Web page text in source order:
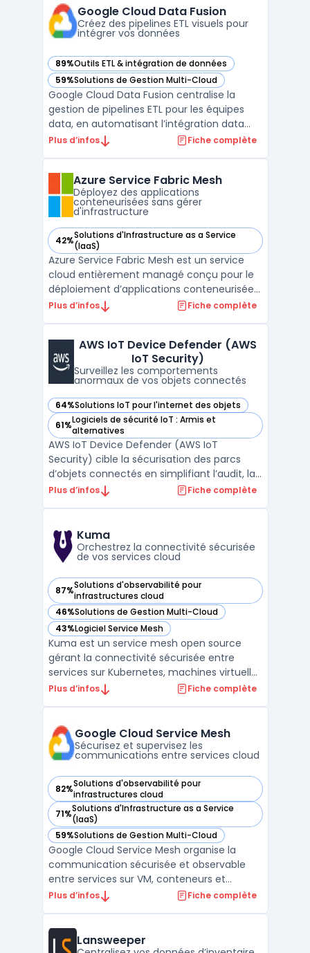
relation peut être reproduite
numériquement. Ce ser ...
Google Cloud Data Fusion
Créez des pipelines ETL visuels pour
intégrer vos données
89%Outils ETL & intégration de données
— voir Google Cloud Data Fusion dans cette catégorie
59%Solutions de Gestion Multi-Cloud
— voir Google Cloud Data Fusion dans cette catégorie
Google Cloud Data Fusion centralise la
gestion de pipelines ETL pour les équipes
data, en automatisant l’intégration data
dans un contexte cloud natif. Les
multiples et garantir leur traçabilité, leur
confidentialité et ...
Plus d’infos Fiche complète
Azure Service Fabric Mesh
Déployez des applications
conteneurisées sans gérer
d'infrastructure
42%Solutions d'Infrastructure as a Service
(IaaS)
— voir Azure Service Fabric Mesh dans cette catégorie
Azure Service Fabric Mesh est un service
cloud entièrement managé conçu pour le
déploiement d’applications conteneurisées,
accessible sans gestion directe des
équipes IT qui souhaitent se concentrer sur
la logique app ...
Plus d’infos Fiche complète
AWS IoT Device Defender (AWS
IoT Security)
Surveillez les comportements
anormaux de vos objets connectés
64%Solutions IoT pour l'internet des objets
— voir AWS IoT Device Defender (AWS IoT Security) dans
61%Logiciels de sécurité IoT : Armis et
alternatives
— voir AWS IoT Device Defender (AWS IoT Security) dans
AWS IoT Device Defender (AWS IoT
Security) cible la sécurisation des parcs
d’objets connectés en simplifiant l’audit, la
surveillance et le contrôle continu des
erronée ou de comportements inattendus
augmentent la surface d’ ...
Plus d’infos Fiche complète
Kuma
Orchestrez la connectivité sécurisée
de vos services cloud
87%Solutions d'observabilité pour
infrastructures cloud
— voir Kuma dans cette catégorie
46%Solutions de Gestion Multi-Cloud
— voir Kuma dans cette catégorie
43%Logiciel Service Mesh
— voir Kuma dans cette catégorie
Kuma est un service mesh open source
gérant la connectivité sécurisée entre
services sur Kubernetes, machines virtuelles
et serveurs bare-metal. Administrateurs IT
données au sein d’infrastructures hybrides
ou multi-clo ...
Plus d’infos Fiche complète
Google Cloud Service Mesh
Sécurisez et supervisez les
communications entre services cloud
82%Solutions d'observabilité pour
infrastructures cloud
— voir Google Cloud Service Mesh dans cette catégorie
71%Solutions d'Infrastructure as a Service
(IaaS)
— voir Google Cloud Service Mesh dans cette catégorie
59%Solutions de Gestion Multi-Cloud
— voir Google Cloud Service Mesh dans cette catégorie
Google Cloud Service Mesh organise la
communication sécurisée et observable
entre services sur VM, conteneurs et
environnements multicloud. Ce service
organisations dans le cloud rencontrent des
Plus d’infos Fiche complète
Lansweeper